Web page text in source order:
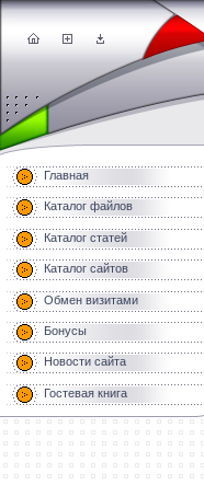
Главная
Каталог файлов
Каталог статей
Каталог сайтов
Обмен визитами
Бонусы
Новости сайта
Гостевая книга